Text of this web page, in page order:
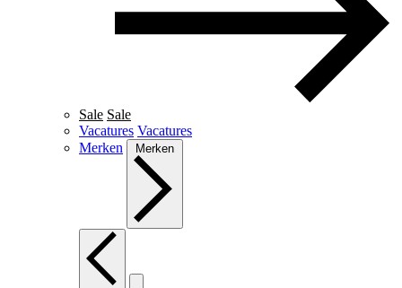
Sale Sale
Vacatures Vacatures
Merken
Merken